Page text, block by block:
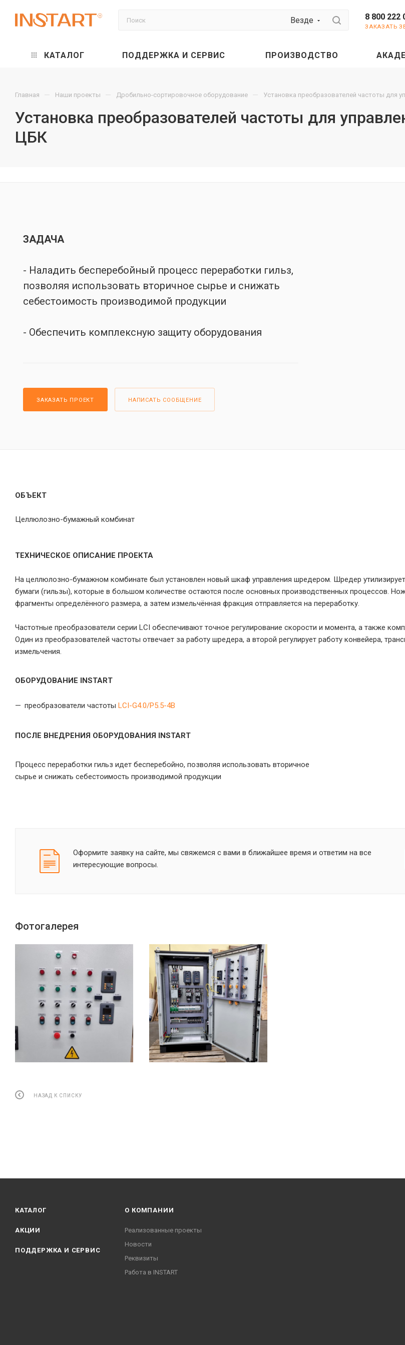
Везде 8 800 222
ЗАКАЗАТЬ
КАТАЛОГ ПОДДЕРЖКА И СЕРВИС ПРОИЗВОДСТВО
Главная — Наши проекты — Дробильно-сортировочное оборудование — Установка преобразователей частоты для
Установка преобразователей частоты для
ЦБК
ЗАДАЧА
- Наладить бесперебойный процесс переработки гильз,
позволяя использовать вторичное сырье и снижать
себестоимость производимой продукции
- Обеспечить комплексную защиту оборудования
ЗАКАЗАТЬ ПРОЕКТ НАПИСАТЬ СООБЩЕНИЕ
ОБЪЕКТ
Целлюлозно-бумажный комбинат
ТЕХНИЧЕСКОЕ ОПИСАНИЕ ПРОЕКТА
На целлюлозно-бумажном комбинате был установлен новый шкаф управления шредером. Шредер
бумаги (гильзы), которые в большом количестве остаются после основных производственных процессов.
фрагменты определённого размера, а затем измельчённая фракция отправляется на переработку.
Частотные преобразователи серии LCI обеспечивают точное регулирование скорости и момента, а также
Один из преобразователей частоты отвечает за работу шредера, а второй регулирует работу конвейера,
измельчения.
ОБОРУДОВАНИЕ INSTART
преобразователи частоты LCI-G4.0/P5.5-4B
ПОСЛЕ ВНЕДРЕНИЯ ОБОРУДОВАНИЯ INSTART
Процесс переработки гильз идет бесперебойно, позволяя использовать вторичное
сырье и снижать себестоимость производимой продукции
Оформите заявку на сайте, мы свяжемся с вами в ближайшее время и ответим на все
интересующие вопросы.
Фотогалерея
НАЗАД К СПИСКУ
КАТАЛОГ
АКЦИИ
ПОДДЕРЖКА И СЕРВИС
О КОМПАНИИ
Реализованные проекты
Новости
Реквизиты
Работа в INSTART